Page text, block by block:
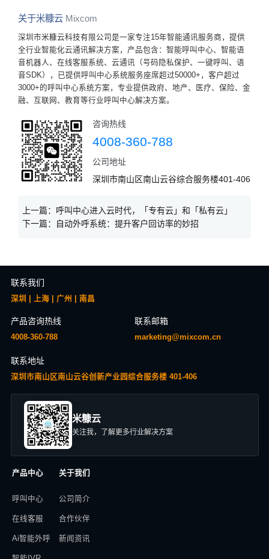
关于米糠云 Mixcom
深圳市米糠云科技有限公司是一家专注15年智能通讯服务商，提供
全行业智能化云通讯解决方案，产品包含：智能呼叫中心、智能语
音机器人、在线客服系统、云通讯（号码隐私保护、一键呼叫、语
音SDK），已提供呼叫中心系统服务座席超过50000+，客户超过
3000+的呼叫中心系统方案，专业提供政府、地产、医疗、保险、金
融、互联网、教育等行业呼叫中心解决方案。
咨询热线
4008-360-788
公司地址
深圳市南山区南山云谷综合服务楼401-406
上一篇： 呼叫中心进入云时代，「专有云」和「私有云」
下一篇：
自动外呼系统：提升客户回访率的妙招
联系我们
深圳 | 上海 | 广州 | 南昌
产品咨询热线
4008-360-788
联系邮箱
marketing@mixcom.cn
联系地址
深圳市南山区南山云谷创新产业园综合服务楼 401-406
米糠云
关注我，了解更多行业解决方案
产品中心
呼叫中心
在线客服
Ai智能外呼
关于我们
公司简介
合作伙伴
新闻资讯